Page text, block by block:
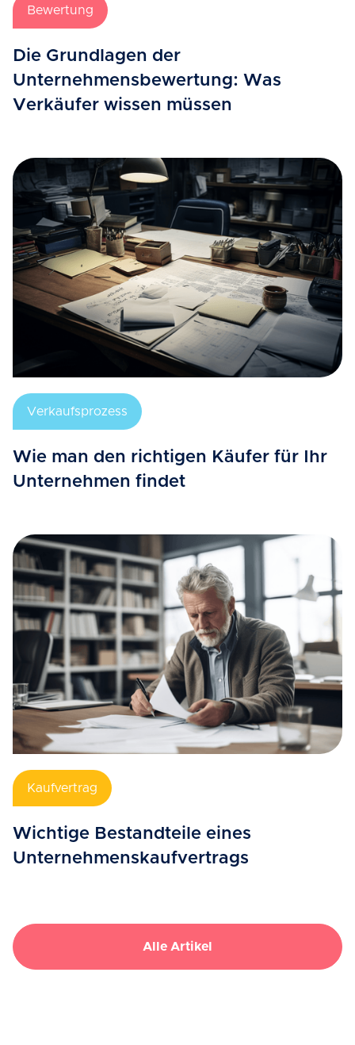
Bewertung
Die Grundlagen der
Unternehmensbewertung: Was
Verkäufer wissen müssen
Verkaufsprozess
Wie man den richtigen Käufer für Ihr
Unternehmen findet
Kaufvertrag
Wichtige Bestandteile eines
Unternehmenskaufvertrags
Alle Artikel